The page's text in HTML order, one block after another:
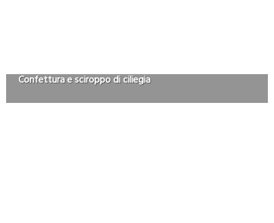
Confettura e sciroppo di ciliegia